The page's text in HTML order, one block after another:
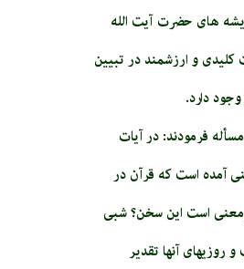
های حضرت آیت الله
کلیدی و ارزشمند در تبیین
دارد.
فرمودند: در آيات
آمده است كه قرآن در
است اين سخن؟ شبى
روزي­هاى آنها تقدير